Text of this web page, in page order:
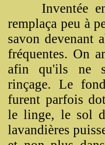
Inventée en
remplaça peu à
savon devenant
fréquentes. On
afin qu'ils ne
rinçage. Le
furent parfois
le linge, le sol
lavandières